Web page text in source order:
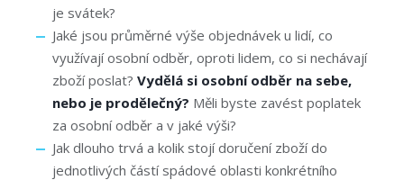
je svátek?
Jaké jsou průměrné výše objednávek u lidí, co
využívají osobní odběr, oproti lidem, co si nechávají
zboží poslat? Vydělá si osobní odběr na sebe,
nebo je prodělečný? Měli byste zavést poplatek
za osobní odběr a v jaké výši?
Jak dlouho trvá a kolik stojí doručení zboží do
jednotlivých částí spádové oblasti konkrétního